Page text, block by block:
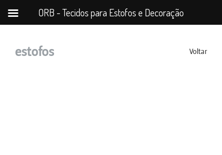
estofos Voltar
ORB - Tecidos para Estofos e Decoração